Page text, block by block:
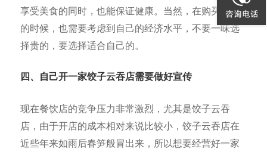
享受美食的同时，也能保证健康。当然，在购买设备
的时候，也需要考虑到自己的经济水平，不要一味选
择贵的，要选择适合自己的。
四、自己开一家饺子云吞店需要做好宣传
现在餐饮店的竞争压力非常激烈，尤其是饺子云吞
店，由于开店的成本相对来说比较小，饺子云吞店在
近些年来如雨后春笋般冒出来，所以想要经营好一家